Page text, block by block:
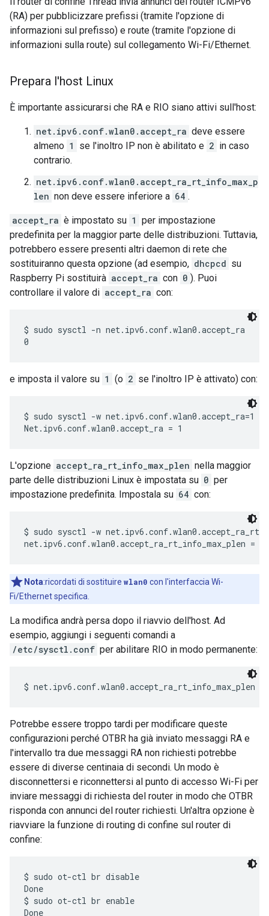
(RA) per pubblicizzare prefissi (tramite l'opzione di
informazioni sul prefisso) e route (tramite l'opzione di
informazioni sulla route) sul collegamento Wi-Fi/Ethernet.
Prepara l'host Linux
È importante assicurarsi che RA e RIO siano attivi sull'host:
net.ipv6.conf.wlan0.accept_ra deve essere
almeno 1 se l'inoltro IP non è abilitato e 2 in caso
contrario.
net.ipv6.conf.wlan0.accept_ra_rt_info_max_p
len non deve essere inferiore a 64 .
accept_ra è impostato su 1 per impostazione
predefinita per la maggior parte delle distribuzioni. Tuttavia,
potrebbero essere presenti altri daemon di rete che
sostituiranno questa opzione (ad esempio, dhcpcd su
Raspberry Pi sostituirà accept_ra con 0 ). Puoi
controllare il valore di accept_ra con:
$ sudo sysctl -n net.ipv6.conf.wlan0.accept_ra
e imposta il valore su 1 (o 2 se l'inoltro IP è attivato) con:
$ sudo sysctl -w net.ipv6.conf.wlan0.accept_ra=1
L'opzione accept_ra_rt_info_max_plen nella maggior
parte delle distribuzioni Linux è impostata su 0 per
impostazione predefinita. Impostala su 64 con:
$ sudo sysctl -w
Nota:ricordati di sostituire wlan0 con l'interfaccia Wi-
Fi/Ethernet specifica.
La modifica andrà persa dopo il riavvio dell'host. Ad
esempio, aggiungi i seguenti comandi a
/etc/sysctl.conf per abilitare RIO in modo permanente:
Potrebbe essere troppo tardi per modificare queste
configurazioni perché OTBR ha già inviato messaggi RA e
l'intervallo tra due messaggi RA non richiesti potrebbe
essere di diverse centinaia di secondi. Un modo è
disconnettersi e riconnettersi al punto di accesso Wi-Fi per
inviare messaggi di richiesta del router in modo che OTBR
risponda con annunci del router richiesti. Un'altra opzione è
riavviare la funzione di routing di confine sul router di
confine:
$ sudo ot-ctl br disable
Done
$ sudo ot-ctl br enable